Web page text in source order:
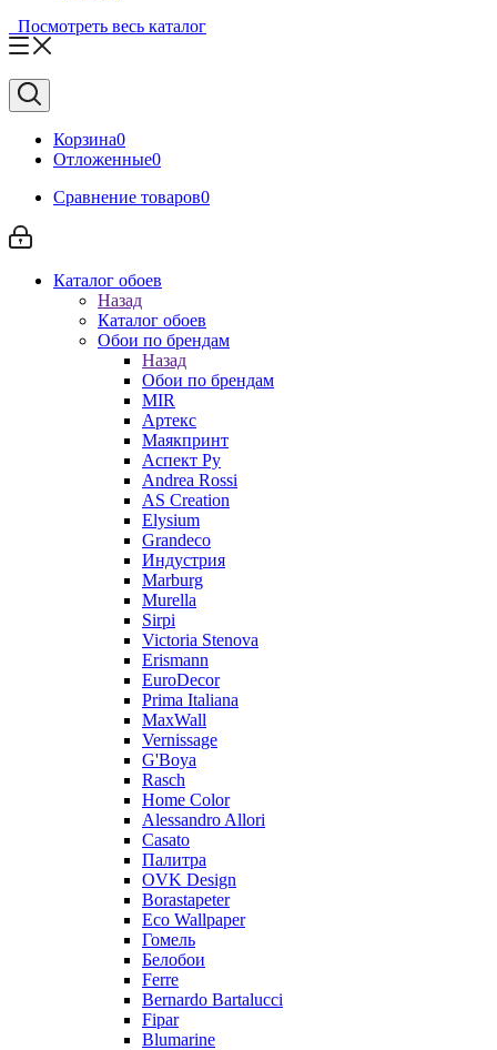
Посмотреть весь каталог
Корзина0
Отложенные0
Сравнение товаров0
Каталог обоев
Назад
Каталог обоев
Обои по брендам
Назад
Обои по брендам
MIR
Артекс
Маякпринт
Аспект Ру
Andrea Rossi
AS Creation
Elysium
Grandeco
Индустрия
Marburg
Murella
Sirpi
Victoria Stenova
Erismann
EuroDecor
Prima Italiana
MaxWall
Vernissage
G'Boya
Rasch
Home Color
Alessandro Allori
Casato
Палитра
OVK Design
Borastapeter
Eco Wallpaper
Гомель
Белобои
Ferre
Bernardo Bartalucci
Fipar
Blumarine